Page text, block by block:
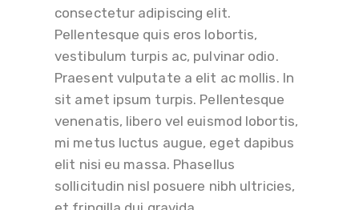
consectetur adipiscing elit.
Pellentesque quis eros lobortis,
vestibulum turpis ac, pulvinar odio.
Praesent vulputate a elit ac mollis. In
sit amet ipsum turpis. Pellentesque
venenatis, libero vel euismod lobortis,
mi metus luctus augue, eget dapibus
elit nisi eu massa. Phasellus
sollicitudin nisl posuere nibh ultricies,